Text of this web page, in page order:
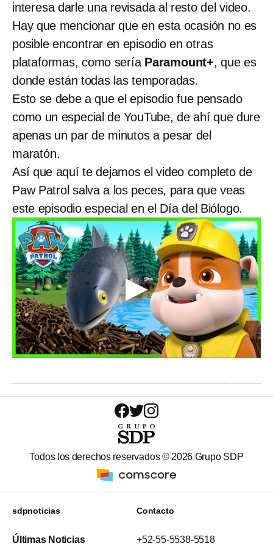
interesa darle una revisada al resto del video.
Hay que mencionar que en esta ocasión no es
posible encontrar en episodio en otras
plataformas, como sería Paramount+, que es
donde están todas las temporadas.
Esto se debe a que el episodio fue pensado
como un especial de YouTube, de ahí que dure
apenas un par de minutos a pesar del
maratón.
Así que aquí te dejamos el video completo de
Paw Patrol salva a los peces, para que veas
este episodio especial en el Día del Biólogo.
Todos los derechos reservados © 2026 Grupo SDP
sdpnoticias
Últimas Noticias
Contacto
+52-55-5538-5518